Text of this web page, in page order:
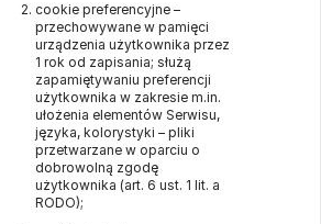
cookie preferencyjne –
przechowywane w pamięci
urządzenia użytkownika przez
1 rok od zapisania; służą
zapamiętywaniu preferencji
użytkownika w zakresie m.in.
ułożenia elementów Serwisu,
języka, kolorystyki – pliki
przetwarzane w oparciu o
dobrowolną zgodę
użytkownika (art. 6 ust. 1 lit. a
RODO);